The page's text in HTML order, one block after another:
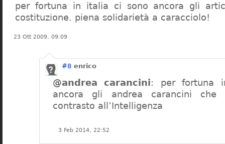
per fortuna in italia ci sono ancora gli
costituzione. piena solidarietà a caracciolo!
23 Ott 2009, 09:09
#8 enrico
@andrea carancini: per fortuna
ancora gli andrea carancini
contrasto all’Intelligenza
3 Feb 2014, 22:52